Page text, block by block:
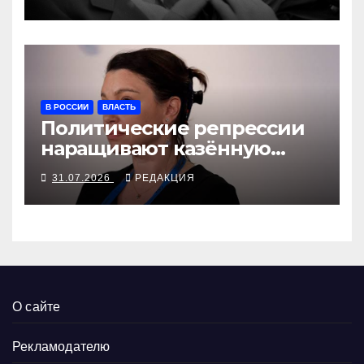
В РОССИИ ВЛАСТЬ
Политические репрессии
наращивают казённую
собственность
31.07.2026 РЕДАКЦИЯ
О сайте
Рекламодателю